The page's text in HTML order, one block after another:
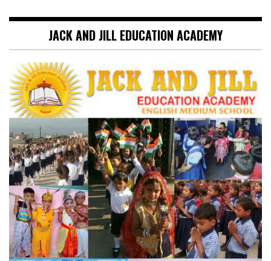
JACK AND JILL EDUCATION ACADEMY